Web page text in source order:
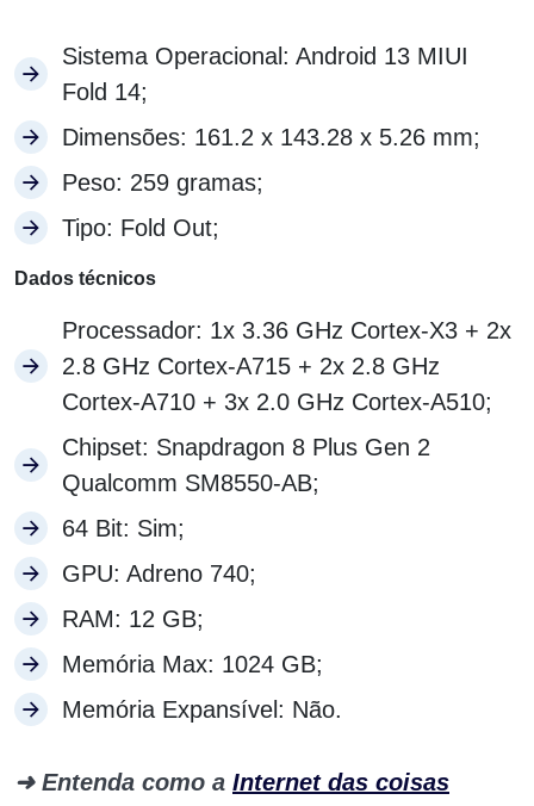
Sistema Operacional: Android 13 MIUI
Fold 14;
Dimensões: 161.2 x 143.28 x 5.26 mm;
Peso: 259 gramas;
Tipo: Fold Out;
Dados técnicos
Processador: 1x 3.36 GHz Cortex-X3 + 2x
2.8 GHz Cortex-A715 + 2x 2.8 GHz
Cortex-A710 + 3x 2.0 GHz Cortex-A510;
Chipset: Snapdragon 8 Plus Gen 2
Qualcomm SM8550-AB;
64 Bit: Sim;
GPU: Adreno 740;
RAM: 12 GB;
Memória Max: 1024 GB;
Memória Expansível: Não.
➜ Entenda como a Internet das coisas